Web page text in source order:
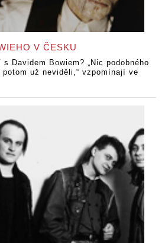
V ČESKU
s Davidem Bowiem? „Nic podobného
už neviděli,“ vzpomínají ve